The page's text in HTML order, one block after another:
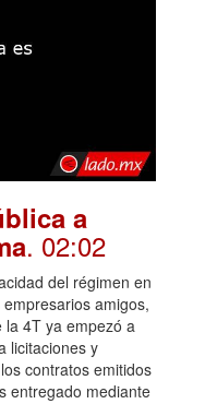
a
. 02:02
del régimen en
amigos,
la 4T ya empezó a
licitaciones y
contratos emitidos
entregado mediante